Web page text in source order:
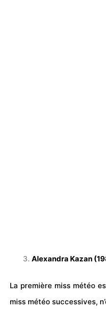
Alexandra Kazan
La première miss météo
miss météo successives,